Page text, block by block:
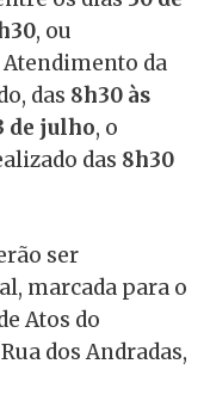
, ou
da
das 8h30 às
de julho, o
das 8h30
ser
marcada para o
Atos do
dos Andradas,